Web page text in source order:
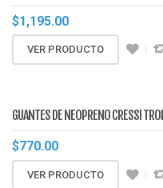
$1,195.00
VER PRODUCTO
GUANTES DE NEOPRENO CRESSI
$770.00
VER PRODUCTO